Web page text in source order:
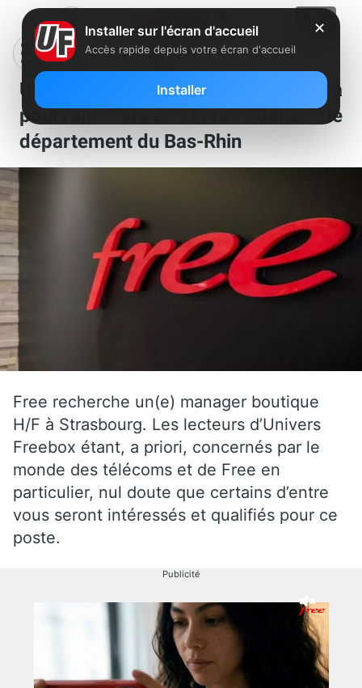
Un poste de manager boutique est à
pourvoir chez Free dans le
département du Bas-Rhin
Free recherche un(e) manager boutique
H/F à Strasbourg. Les lecteurs d’Univers
Freebox étant, a priori, concernés par le
monde des télécoms et de Free en
particulier, nul doute que certains d’entre
vous seront intéressés et qualifiés pour ce
poste.
Publicité
✕
Installer sur l'écran d'accueil
Accès rapide depuis votre écran d'accueil
Installer